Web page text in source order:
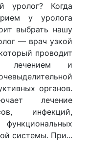
Когда
у уролога
выбрать нашу
— врач узкой
проводит
лечением и
органов.
лечение
инфекций,
системы. При...